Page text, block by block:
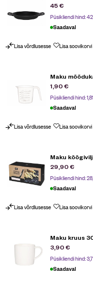
45€
Püsikliendi hind:
Saadaval
Lisa võrdlusesse Lisa soovikorvi
Maku
1,90€
Püsikliendi hind:1,81
Saadaval
Lisa võrdlusesse Lisa soovikorvi
Maku
29,90€
Püsikliendi hind:
Saadaval
Lisa võrdlusesse Lisa soovikorvi
Maku kruus
3,90€
Püsikliendi hind:
Saadaval